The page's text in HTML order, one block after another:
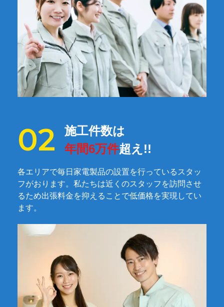
施工件数は
年間6万件超え!!
各エリアで毎日家電製品の設置を行っているスタッ
フがおります。私たちは近くのスタッフを訪問させ
るため出張料金を抑えることで低価格を実現してい
ます。